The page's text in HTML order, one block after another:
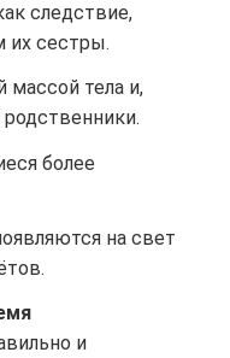
следствие,
их сестры.
массой тела и,
более
на свет
и